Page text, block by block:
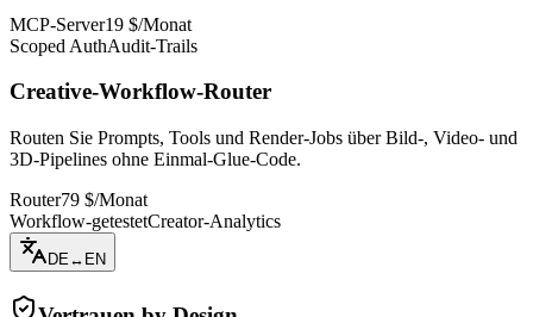
MCP-Server19 $/Monat
Scoped AuthAudit-Trails
Creative-Workflow-Router
Routen Sie Prompts, Tools und Render-Jobs über Bild-, Video- und
3D-Pipelines ohne Einmal-Glue-Code.
Router79 $/Monat
Workflow-getestetCreator-Analytics
DE↔ EN